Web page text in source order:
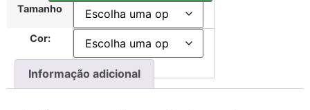
Tamanho
Cor:
Informação adicional